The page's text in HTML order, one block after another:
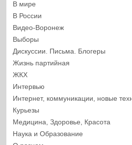
В мире
В России
Видео-Воронеж
Выборы
Дискуссии. Письма. Блогеры
Жизнь партийная
ЖКХ
Интервью
Интернет, коммуникации, новые
Курьезы
Медицина, Здоровье, Красота
Наука и Образование